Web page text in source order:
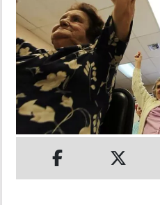
INSÓLITAS
MULTIMEDIA
IMPRESO